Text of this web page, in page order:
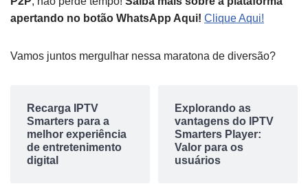
apertando no botão WhatsApp Aqui! Clique Aqui!
Vamos juntos mergulhar nessa maratona de diversão?
Recarga IPTV
Smarters para a
melhor experiência
de entretenimento
digital
Explorando as
vantagens do IPTV
Smarters Player:
Valor para os
usuários